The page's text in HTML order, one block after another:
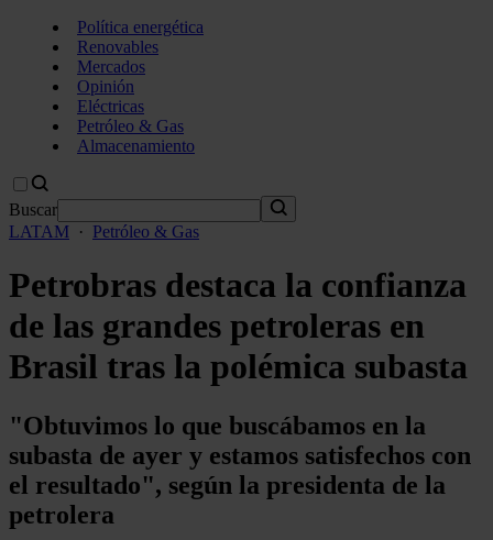
Política energética
Renovables
Mercados
Opinión
Eléctricas
Petróleo & Gas
Almacenamiento
Buscar
LATAM · Petróleo & Gas
Petrobras destaca la confianza
de las grandes petroleras en
Brasil tras la polémica subasta
"Obtuvimos lo que buscábamos en la
subasta de ayer y estamos satisfechos con
el resultado", según la presidenta de la
petrolera